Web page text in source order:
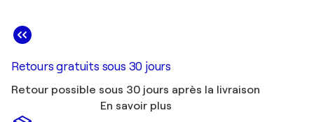
Retours gratuits sous 30 jours
Retour possible sous 30 jours après la livraison
En savoir plus